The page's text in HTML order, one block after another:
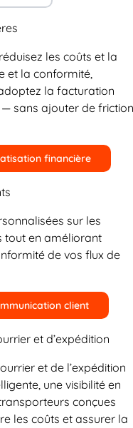
les coûts et la
et la conformité,
la facturation
sans ajouter de friction
financière
sur les
tout en améliorant
de vos flux de
client
et d’expédition
et de l’expédition
une visibilité en
conçues
les coûts et assurer la